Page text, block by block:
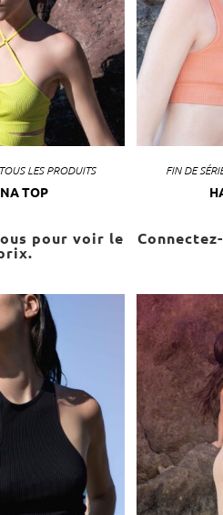
TOUS LES PRODUITS
TOP
pour voir le
FIN DE